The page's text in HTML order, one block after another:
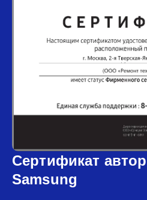
Сертификат
Samsung